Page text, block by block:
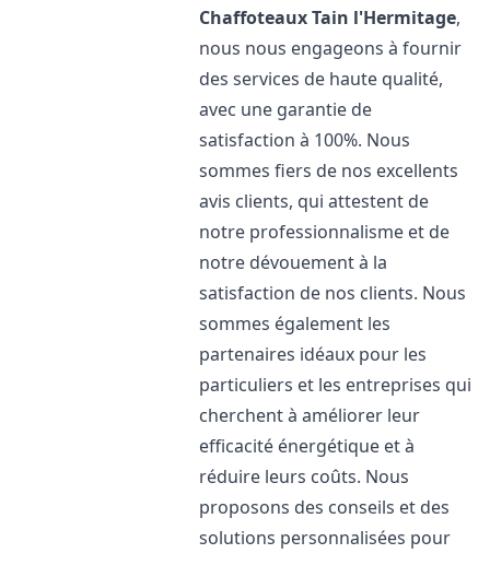
ChaffoteauxTain l'Hermitage,
nous nous engageons à fournir
des services de haute qualité,
avec une garantie de
satisfaction à 100%. Nous
sommes fiers de nos excellents
avis clients, qui attestent de
notre professionnalisme et de
notre dévouement à la
satisfaction de nos clients. Nous
sommes également les
partenaires idéaux pour les
particuliers et les entreprises qui
cherchent à améliorer leur
efficacité énergétique et à
réduire leurs coûts. Nous
proposons des conseils et des
solutions personnalisées pour